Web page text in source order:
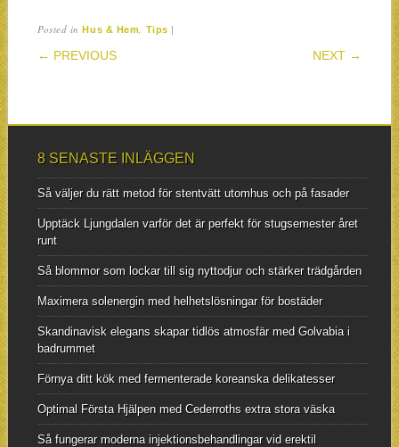
Posted inHus & Hem Tips |
POST NAVIGATION
← PREVIOUS NEXT →
8 SENASTE INLÄGGEN
Så väljer du rätt metod för stentvätt utomhus och på fasader
Upptäck Ljungdalen varför det är perfekt för stugsemester året
runt
Så blommor som lockar till sig nyttodjur och stärker trädgården
Maximera solenergin med helhetslösningar för bostäder
Skandinavisk elegans skapar tidlös atmosfär med Golvabia i
badrummet
Förnya ditt kök med fermenterade koreanska delikatesser
Optimal Första Hjälpen med Cederroths extra stora väska
Så fungerar moderna injektionsbehandlingar vid erektil